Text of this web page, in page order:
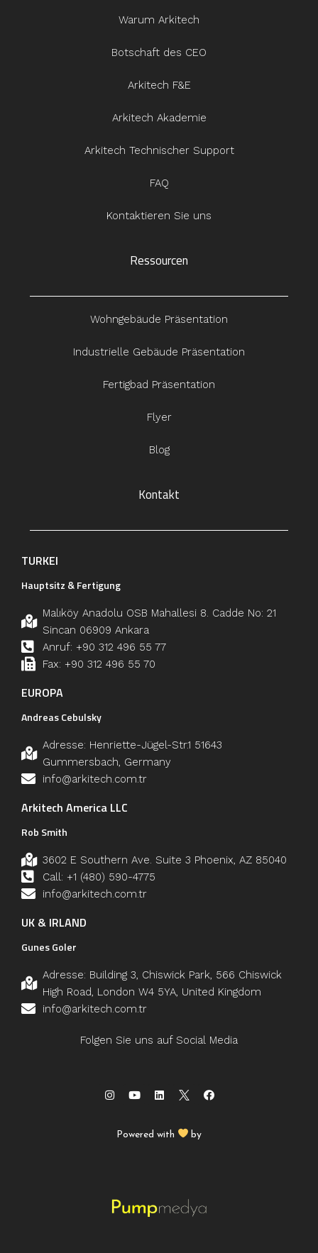
Warum Arkitech
Botschaft des CEO
Arkitech F&E
Arkitech Akademie
Arkitech Technischer Support
FAQ
Kontaktieren Sie uns
Ressourcen
Wohngebäude Präsentation
Industrielle Gebäude Präsentation
Fertigbad Präsentation
Flyer
Blog
Kontakt
TURKEI
Hauptsitz & Fertigung
Malıköy Anadolu OSB Mahallesi 8. Cadde No: 21
Sincan 06909 Ankara
Anruf: +90 312 496 55 77
Fax: +90 312 496 55 70
EUROPA
Andreas Cebulsky
Adresse: Henriette-Jügel-Str.1 51643
Gummersbach, Germany
info@arkitech.com.tr
Arkitech America LLC
Rob Smith
3602 E Southern Ave. Suite 3 Phoenix, AZ 85040
Call: +1 (480) 590-4775
info@arkitech.com.tr
UK & IRLAND
Gunes Goler
Adresse: Building 3, Chiswick Park, 566 Chiswick
High Road, London W4 5YA, United Kingdom
info@arkitech.com.tr
Folgen Sie uns auf Social Media
Powered with by